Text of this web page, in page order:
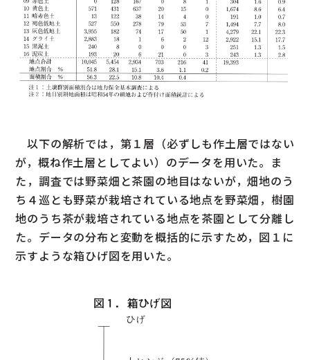
以下の解析では，第１層（必ずしも作土層ではない
が，概ね作土層としてよい）のデータを用いた。ま
た，調査では野菜畑と茶園の地目はないが，畑地のう
ち４巡とも野菜が栽培されている地点を野菜畑，樹園
地のうち茶が栽培されている地点を茶園として分離し
た。データの分布と変動を概括的に示すため，図１に
示すような箱ひげ図を用いた。